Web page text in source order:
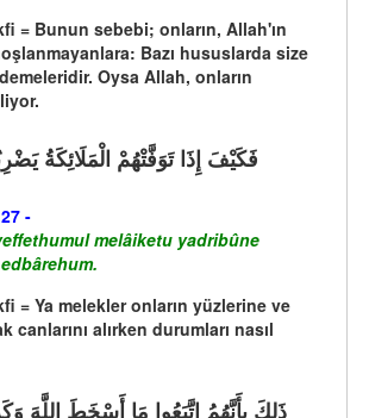
= Bunun sebebi; onların, Allah'ın
Bazı hususlarda size
Oysa Allah, onların
-
melâiketu yadribûne
= Ya melekler onların yüzlerine ve
canlarını alırken durumları nasıl